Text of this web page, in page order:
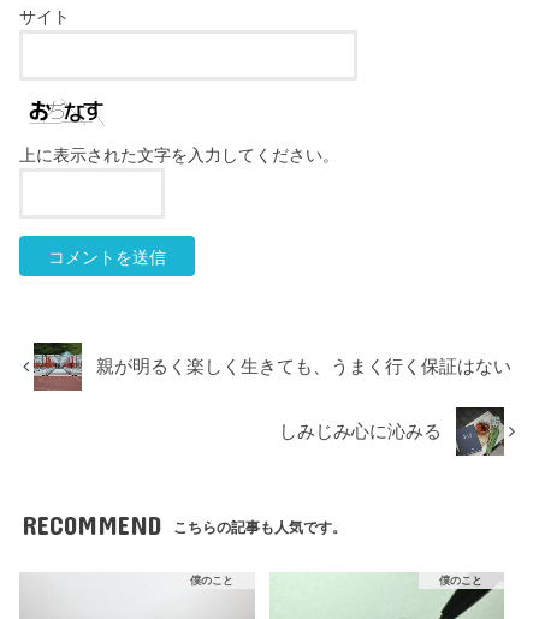
サイト
上に表示された文字を入力してください。
親が明るく楽しく生きても、うまく行く保証はない
しみじみ心に沁みる
RECOMMEND こちらの記事も人気です。
僕のこと 僕のこと